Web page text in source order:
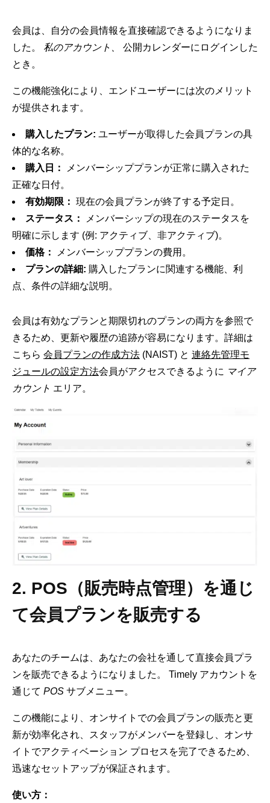
会員は、自分の会員情報を直接確認できるようになりま
した。 私のアカウント、
公開カレンダーにログインした
とき。
この機能強化により、エンドユーザーには次のメリット
が提供されます。
購入したプラン: ユーザーが取得した会員プランの具
体的な名称。
購入日：
メンバーシッププランが正常に購入された
正確な日付。
有効期限： 現在の会員プランが終了する予定日。
ステータス：
メンバーシップの現在のステータスを
明確に示します (例: アクティブ、非アクティブ)。
価格：
メンバーシッププランの費用。
プランの詳細: 購入したプランに関連する機能、利
点、条件の詳細な説明。
会員は有効なプランと期限切れのプランの両方を参照で
きるため、更新や履歴の追跡が容易になります。詳細は
こちら 会員プランの作成方法 (NAIST) と 連絡先管理モ
ジュールの設定方法会員がアクセスできるように マイア
カウント エリア。
2. POS（販売時点管理）を通じ
て会員プランを販売する
あなたのチームは、あなたの会社を通して直接会員プラ
ンを販売できるようになりました。 Timely アカウントを
通じて POS サブメニュー。
この機能により、オンサイトでの会員プランの販売と更
新が効率化され、スタッフがメンバーを登録し、オンサ
イトでアクティベーション プロセスを完了できるため、
迅速なセットアップが保証されます。
使い方：